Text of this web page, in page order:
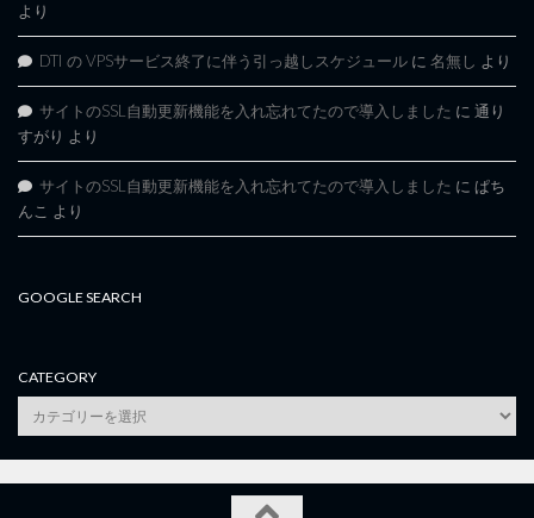
より
DTI の VPSサービス終了に伴う引っ越しスケジュール に 名無し より
サイトのSSL自動更新機能を入れ忘れてたので導入しました に 通り
すがり より
サイトのSSL自動更新機能を入れ忘れてたので導入しました に ぱち
んこ より
GOOGLE SEARCH
CATEGORY
category